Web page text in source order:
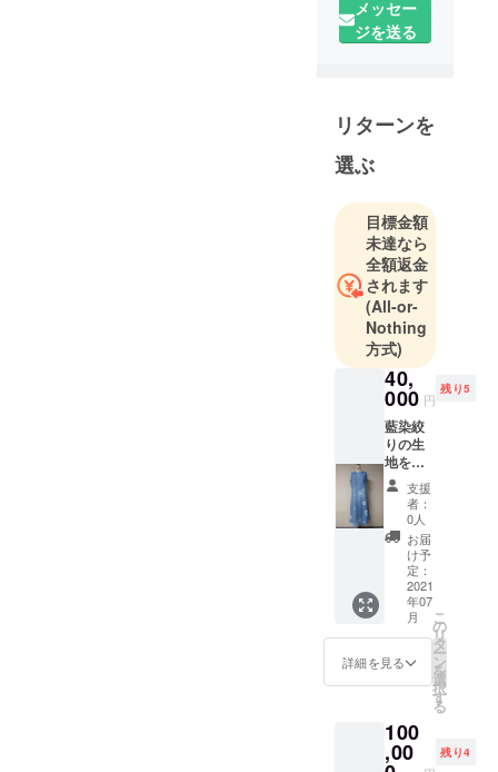
メッセー
ジを送る
リターンを
選ぶ
目標金額
未達なら
全額返金
されます
(All-or-
Nothing
方式)
40,
000 円
残り5
藍染絞
りの生
地を使
用した
コット
ンワン
ピース
をご提
供させ
ていた
だきま
す。 丁
寧に一
つ一つ
絞った
柄をお
楽しみ
いただ
支援
者：
0人
お届
け予
定：
2021
年07
月
詳細を見る
こ
の
リ
タ
ー
ン
を
選
択
す
る
100
,00 残り4